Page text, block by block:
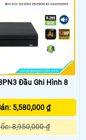
Đầu Ghi Hình 8
5,580,000 ₫
8,950,000 ₫